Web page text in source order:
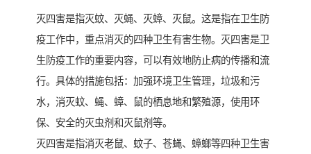
灭四害是指灭蚊、灭蝇、灭蟑、灭鼠。这是指在卫生防
疫工作中，重点消灭的四种卫生有害生物。灭四害是卫
生防疫工作的重要内容，可以有效地防止病的传播和流
行。具体的措施包括：加强环境卫生管理，垃圾和污
水，消灭蚊、蝇、蟑、鼠的栖息地和繁殖源，使用环
保、安全的灭虫剂和灭鼠剂等。
灭四害是指消灭老鼠、蚊子、苍蝇、蟑螂等四种卫生害